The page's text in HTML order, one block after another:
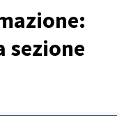
sezione